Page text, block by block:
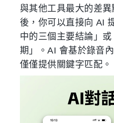
與其他工具最大的差
後，你可以直接向 AI
中的三個主要結論」
期」。AI 會基於錄音
僅僅提供關鍵字匹配。